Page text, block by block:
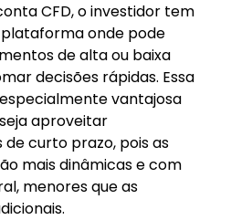
CFD, o investidor tem
onde pode
de alta ou baixa
decisões rápidas. Essa
vantajosa
aproveitar
curto prazo, pois as
mais dinâmicas e com
menores que as